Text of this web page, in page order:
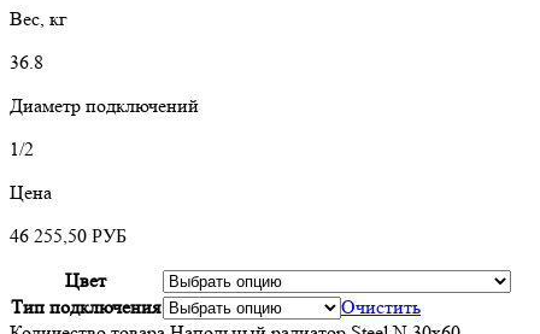
Вес, кг
36.8
Диаметр подключений
1/2
Цена
46 255,50 РУБ
Цвет
Тип подключения
Очистить